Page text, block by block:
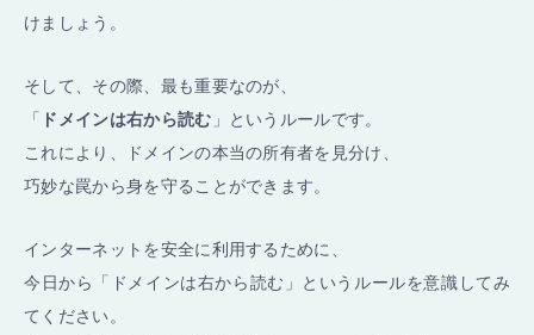
けましょう。
そして、その際、最も重要なのが、
「
ドメインは右から読む 」というルールです。
これにより、ドメインの本当の所有者を見分け、
巧妙な罠から身を守ることができます。
インターネットを安全に利用するために、
今日から「ドメインは右から読む」というルールを意識してみ
てください。